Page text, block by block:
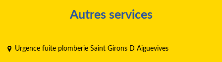
Autres services
Urgence fuite plomberie Saint Girons D Aiguevives